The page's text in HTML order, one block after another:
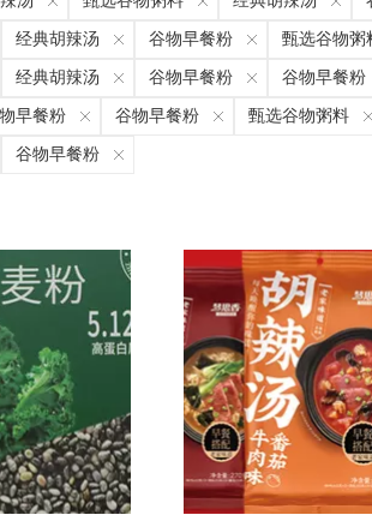
经典胡辣汤 谷物早餐粉 甄选谷物粥
经典胡辣汤 谷物早餐粉 谷物早餐粉
早餐粉 谷物早餐粉 甄选谷物粥料
谷物早餐粉